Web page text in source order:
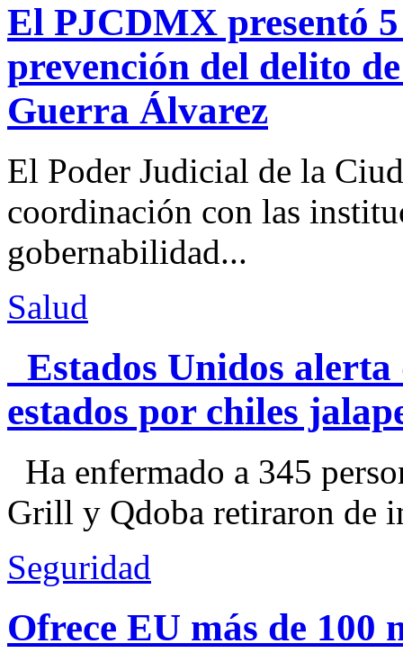
El PJCDMX presentó
prevención del delito
Guerra Álvarez
El Poder Judicial de la
coordinación con las
gobernabilidad...
Salud
Estados Unidos alerta
estados por chiles
Ha enfermado a 345
Grill y Qdoba retiraron de
Seguridad
Ofrece EU más de 100